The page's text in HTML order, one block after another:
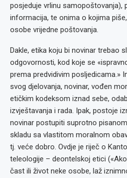
posjeduje vrlinu samopoštovanja),
informacija, te onima o kojima
osobe vrijedne poštovanja.
Dakle, etika koju bi novinar trebao
odgovornosti, kod koje se
prema predvidivim posljedicama.»
svog djelovanja, novinar, vođen
etičkim kodeksom iznad sebe,
izvještavanja i rada. Ipak, postoje
novinar postupiti suprotno
skladu sa vlastitom moralnom
tj. veće dobro. Ovdje je riječ o
teleologije – deontelskoj etici
čast ili život neke osobe, laž